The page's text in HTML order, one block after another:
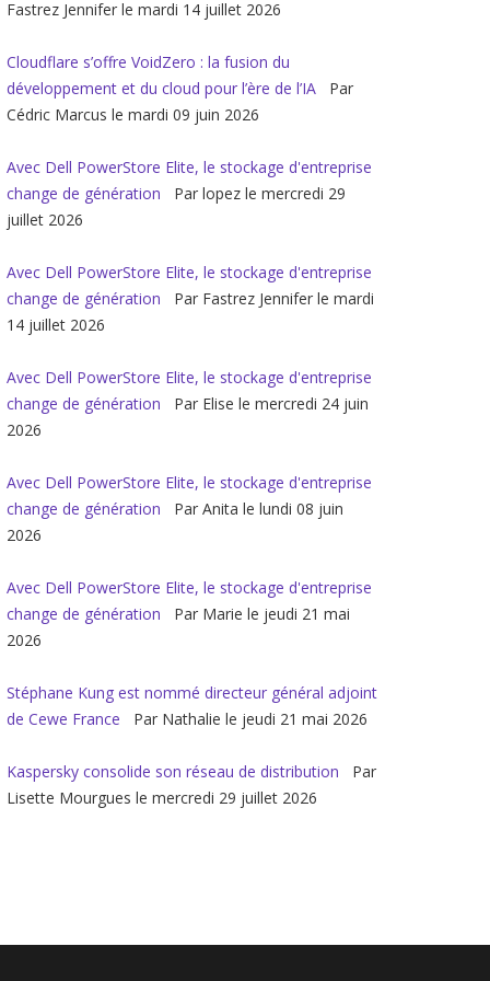
Fastrez Jennifer le mardi 14 juillet 2026
Cloudflare s’offre VoidZero : la fusion du
développement et du cloud pour l’ère de l’IA
Par
Cédric Marcus le mardi 09 juin 2026
Avec Dell PowerStore Elite, le stockage d'entreprise
change de génération
Par lopez le mercredi 29
juillet 2026
Avec Dell PowerStore Elite, le stockage d'entreprise
change de génération
Par Fastrez Jennifer le mardi
14 juillet 2026
Avec Dell PowerStore Elite, le stockage d'entreprise
change de génération
Par Elise le mercredi 24 juin
2026
Avec Dell PowerStore Elite, le stockage d'entreprise
change de génération
Par Anita le lundi 08 juin
2026
Avec Dell PowerStore Elite, le stockage d'entreprise
change de génération
Par Marie le jeudi 21 mai
2026
Stéphane Kung est nommé directeur général adjoint
de Cewe France
Par Nathalie le jeudi 21 mai 2026
Kaspersky consolide son réseau de distribution
Par
Lisette Mourgues le mercredi 29 juillet 2026